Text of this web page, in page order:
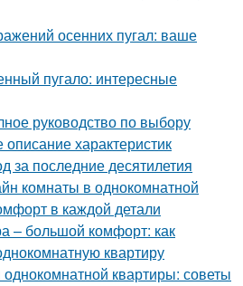
осенних пугал: ваше
пугало: интересные
руководство по выбору
характеристик
за последние десятилетия
комнаты в однокомнатной
в каждой детали
– большой комфорт: как
квартиру
квартиры: советы